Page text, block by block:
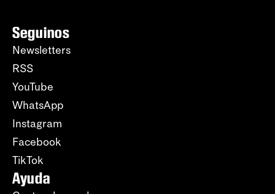
Seguinos
Newsletters
RSS
YouTube
WhatsApp
Instagram
Facebook
TikTok
Ayuda